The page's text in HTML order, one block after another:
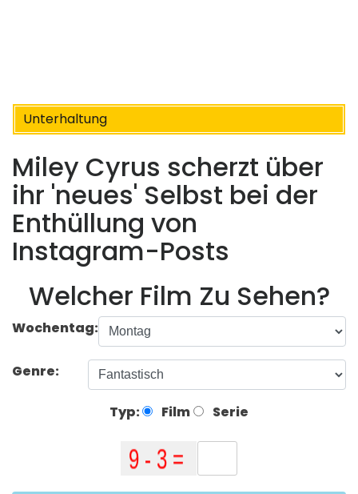
Unterhaltung
Miley Cyrus scherzt über
ihr 'neues' Selbst bei der
Enthüllung von
Instagram-Posts
Welcher Film Zu Sehen?
Wochentag:
Genre:
Typ: Film Serie